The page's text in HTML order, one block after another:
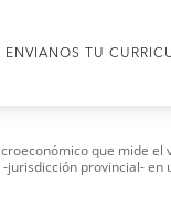
ENVIANOS TU
que mide el
jurisdicción provincial- en